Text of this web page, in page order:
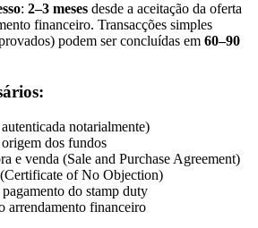
: 2–3 meses desde a aceitação da oferta
financeiro. Transacções simples
podem ser concluídas em 60–90
notarialmente)
dos fundos
e venda (Sale and Purchase Agreement)
of No Objection)
do stamp duty
arrendamento financeiro